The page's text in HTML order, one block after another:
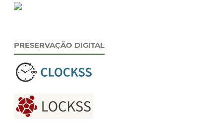
PRESERVAÇÃO DIGITAL